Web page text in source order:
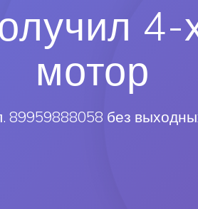
4-
мотор
89959888058 без